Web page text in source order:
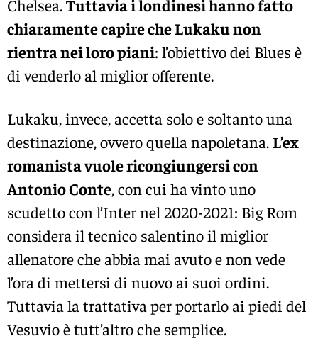
Chelsea.Tuttavia i londinesi hanno fatto
chiaramente capire che Lukaku non
rientra nei loro piani: l’obiettivo dei Blues è
di venderlo al miglior offerente.
Lukaku, invece, accetta solo e soltanto una
destinazione, ovvero quella napoletana.L’ex
romanista vuole ricongiungersi con
Antonio Conte, con cui ha vinto uno
scudetto con l’Inter nel 2020-2021: Big Rom
considera il tecnico salentino il miglior
allenatore che abbia mai avuto e non vede
l’ora di mettersi di nuovo ai suoi ordini.
Tuttavia la trattativa per portarlo ai piedi del
Vesuvio è tutt’altro che semplice.